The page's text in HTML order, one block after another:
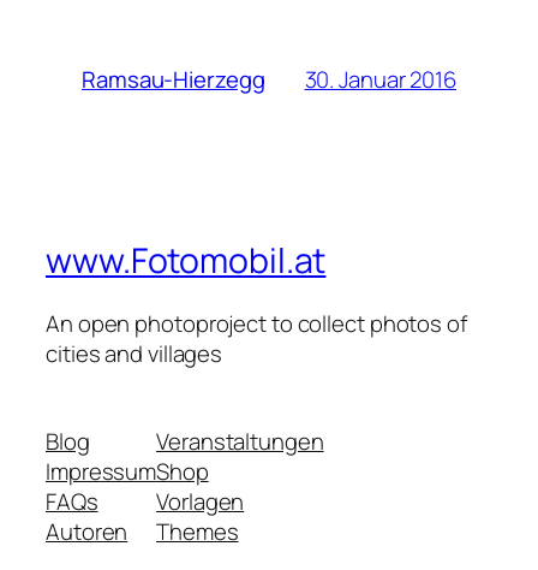
Ramsau-Hierzegg 30. Januar 2016
www.Fotomobil.at
An open photoproject to collect photos of
cities and villages
Blog
Impressum
FAQs
Autoren
Veranstaltungen
Shop
Vorlagen
Themes